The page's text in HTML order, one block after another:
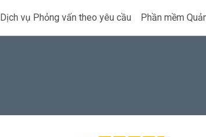
Dịch vụ Phỏng vấn theo yêu cầu Phần mềm